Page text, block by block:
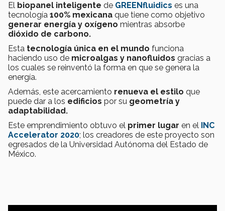
El biopanel inteligente de GREENfluidics es una
tecnología 100% mexicana que tiene como objetivo
generar energía y oxígeno mientras absorbe
dióxido de carbono.
Esta tecnología única en el mundo funciona
haciendo uso de microalgas y nanofluidos gracias a
los cuales se reinventó la forma en que se genera la
energía.
Además, este acercamiento renueva el estilo que
puede dar a los edificios por su geometría y
adaptabilidad.
Este emprendimiento obtuvo el primer lugar en el INC
Accelerator 2020; los creadores de este proyecto son
egresados de la Universidad Autónoma del Estado de
México.